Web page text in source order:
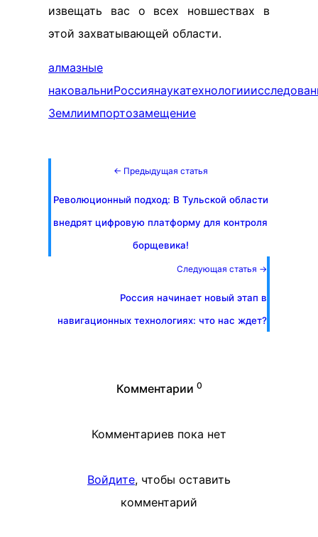
извещать вас о всех новшествах в
этой захватывающей области.
алмазные
наковальниРоссиянаукатехнологии
Землиимпортозамещение
← Предыдущая статья
Революционный подход: В Тульской области
внедрят цифровую платформу для контроля
борщевика!
Следующая статья →
Россия начинает новый этап в
навигационных технологиях: что нас ждет?
Комментарии 0
Комментариев пока нет
Войдите, чтобы оставить
комментарий